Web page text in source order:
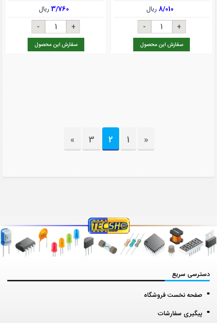
8/010 ریال
سفارش این محصول
3/760ریال
سفارش این محصول
«
1
2
3
»
دسترسی سریع
صفحه نخست فروشگاه
پیگیری سفارشات